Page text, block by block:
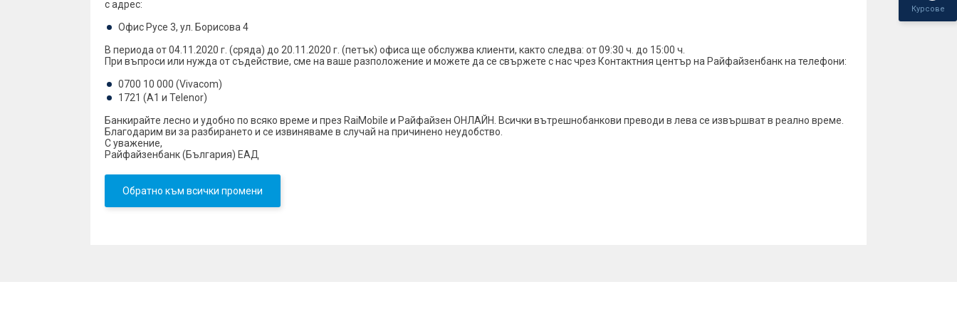
Курсове
с адрес:
Офис Русе 3, ул. Борисова 4
В периода от 04.11.2020 г. (сряда) до 20.11.2020 г. (петък) офиса ще обслужва клиенти, както следва: от 09:30 ч. до 15:00 ч.
При въпроси или нужда от съдействие, сме на ваше разположение и можете да се свържете с нас чрез Контактния център на Райфайзенбанк на телефони:
0700 10 000 (Vivacom)
1721 (A1 и Telenor)
Банкирайтe лесно и удобно по всяко време и през RaiMobile и Райфайзен ОНЛАЙН. Всички вътрешнобанкови преводи в лева се извършват в реално време.
Благодарим ви за разбирането и се извиняваме в случай на причинено неудобство.
С уважение,
Райфайзенбанк (България) ЕАД
Обратно към всички промени